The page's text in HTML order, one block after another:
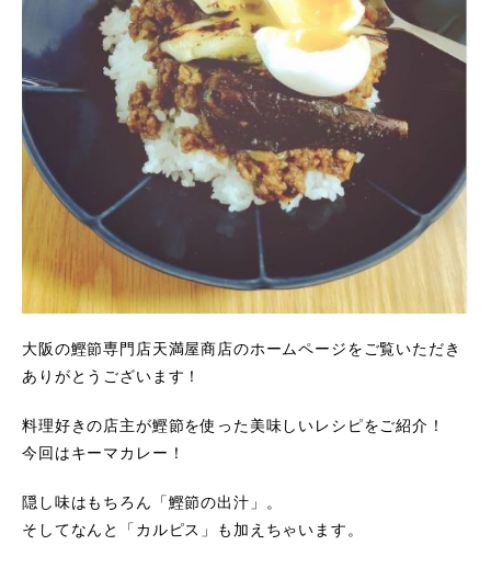
大阪の鰹節専門店天満屋商店のホームページをご覧いただき
ありがとうございます！
料理好きの店主が鰹節を使った美味しいレシピをご紹介！
今回はキーマカレー！
隠し味はもちろん「鰹節の出汁」。
そしてなんと「カルピス」も加えちゃいます。